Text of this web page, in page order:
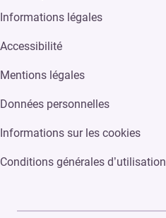
Informations légales
Accessibilité
Mentions légales
Données personnelles
Informations sur les cookies
Conditions générales d’utilisation